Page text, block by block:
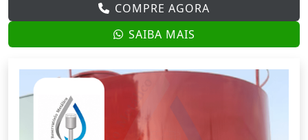
COMPRE AGORA
SAIBA MAIS